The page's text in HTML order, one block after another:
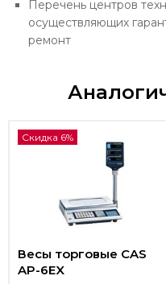
Перечень центров
осуществляющих
ремонт
Скидка 6%
Весы торговые CAS
AP-6EX